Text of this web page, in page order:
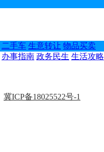
二手车 生意转让 物品买卖
办事指南 政务民生 生活攻略
冀ICP备18025522号-1